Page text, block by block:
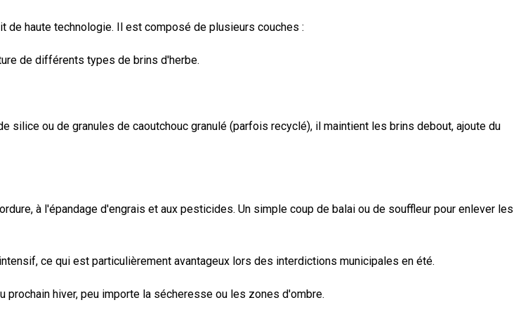
de haute technologie. Il est composé de plusieurs couches :
de différents types de brins d'herbe.
silice ou de granules de caoutchouc granulé (parfois recyclé), il maintient les brins debout, ajoute du
à l'épandage d'engrais et aux pesticides. Un simple coup de balai ou de souffleur pour enlever les
ce qui est particulièrement avantageux lors des interdictions municipales en été.
hiver, peu importe la sécheresse ou les zones d'ombre.